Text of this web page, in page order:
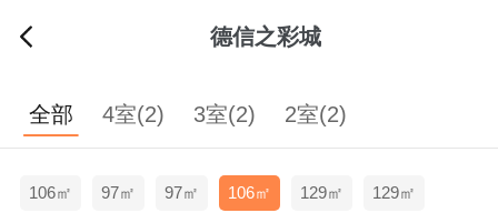
德信之彩城
全部 4室(2) 3室(2) 2室(2)
106㎡ 97㎡ 97㎡ 106㎡ 129㎡ 129㎡